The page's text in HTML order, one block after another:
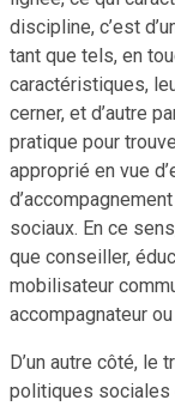
discipline, c’est
tant que tels, en
caractéristiques,
cerner, et d’autre
pratique pour
approprié en vue
sociaux. En ce
que conseiller,
mobilisateur
accompagnateur
D’un autre côté, le
politiques sociales